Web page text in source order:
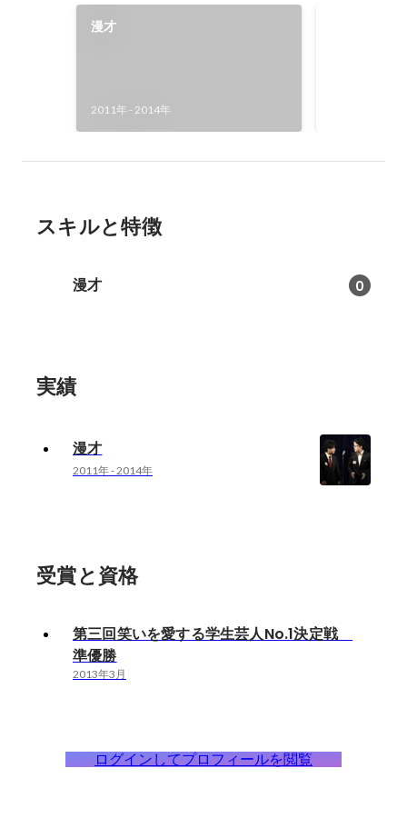
漫才
2011年 -2014年
スキルと特徴
漫才 0
実績
漫才
2011年-2014年
受賞と資格
第三回笑いを愛する学生芸人No.1決定戦
準優勝
2013年3月
ログインしてプロフィールを閲覧